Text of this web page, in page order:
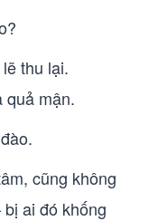
thu lại.
quả mận.
cũng không
ai đó khống